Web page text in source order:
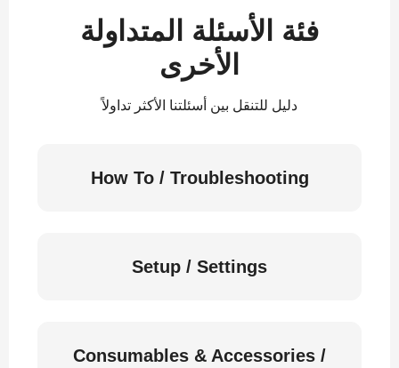
فئة الأسئلة المتداولة
الأخرى
دليل للتنقل بين أسئلتنا الأكثر تداولاً
How To / Troubleshooting
Setup / Settings
Consumables & Accessories /